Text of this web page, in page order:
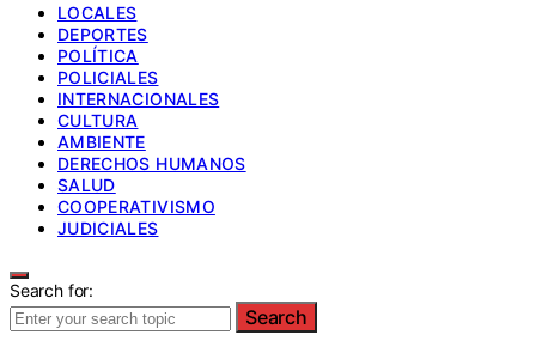
LOCALES
DEPORTES
POLÍTICA
POLICIALES
INTERNACIONALES
CULTURA
AMBIENTE
DERECHOS HUMANOS
SALUD
COOPERATIVISMO
JUDICIALES
Search for:
Search